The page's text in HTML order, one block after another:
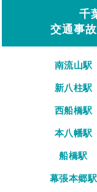
千
交通事
南流山駅
新八柱駅
西船橋駅
本八幡駅
船橋駅
幕張本郷駅